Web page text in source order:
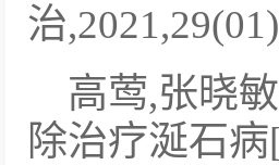
治
高莺,张晓
除治疗涎石